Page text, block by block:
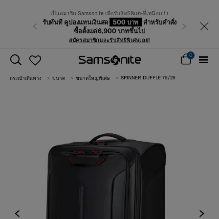
เป็นสมาชิก Samsonite เพื่อรับสิทธิพิเศษที่เหนือกว่า
รับทันที คูปองแทนเงินสด 500 บาท
สำหรับคำสั่ง
ซื้อตั้งแต่ 6,900 บาทขึ้นไป
สมัครสมาชิกและรับสิทธิพิเศษเลย!
ก่อนหน้า ถัดไป
0
กระเป๋าเดินทาง ขนาด ขนาดใหญ่พิเศษ SPINNER DUFFLE 79/29